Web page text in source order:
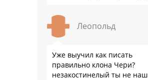
Леопольд
Уже выучил как писать
правильно клона Чери?
незакостинелый ты не наш